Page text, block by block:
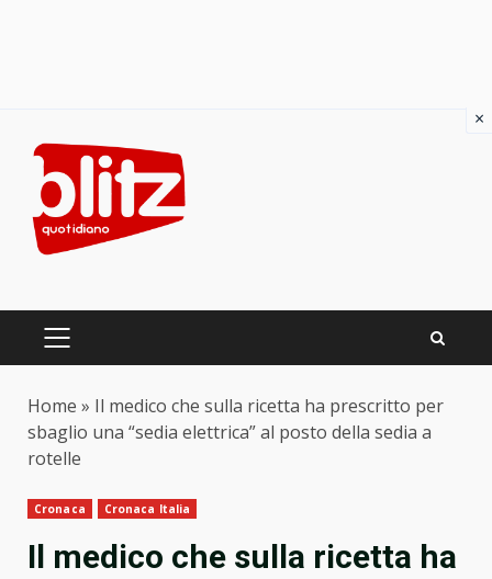
content
PRIMARY
Home » Il medico che sulla ricetta ha prescritto per
sbaglio una “sedia elettrica” al posto della sedia a
rotelle
Cronaca Cronaca Italia
Il medico che sulla ricetta ha
×